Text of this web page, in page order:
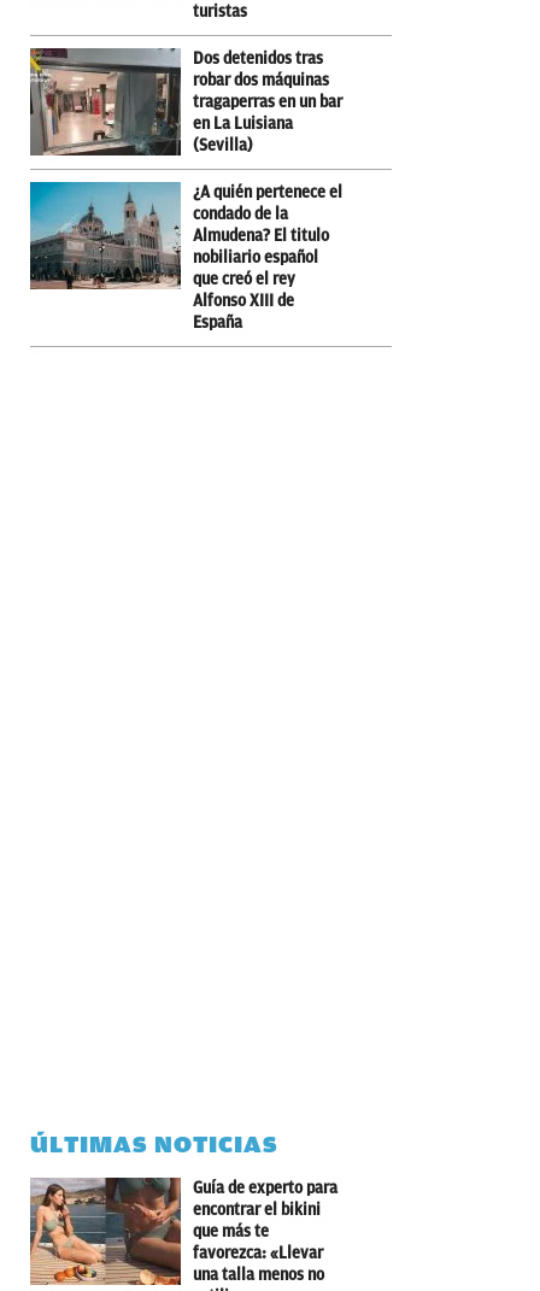
turistas
Dos detenidos tras
robar dos máquinas
tragaperras en un bar
en La Luisiana
(Sevilla)
¿A quién pertenece el
condado de la
Almudena? El titulo
nobiliario español
que creó el rey
Alfonso XIII de
España
ÚLTIMAS NOTICIAS
Guía de experto para
encontrar el bikini
que más te
favorezca: «Llevar
una talla menos no